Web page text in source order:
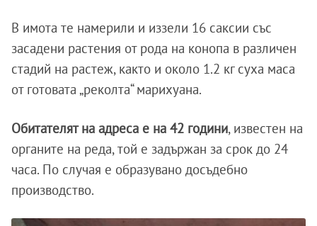
В имота те намерили и иззели 16 саксии със
засадени растения от рода на конопа в различен
стадий на растеж, както и около 1.2 кг суха маса
от готовата „реколта“ марихуана.
Обитателят на адреса е на 42 години, известен на
органите на реда, той е задържан за срок до 24
часа. По случая е образувано досъдебно
производство.